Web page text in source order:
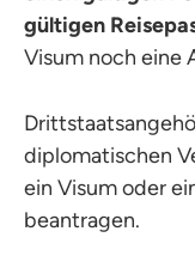
gültigen
Visum noch eine
diplomatischen
ein Visum oder
beantragen.